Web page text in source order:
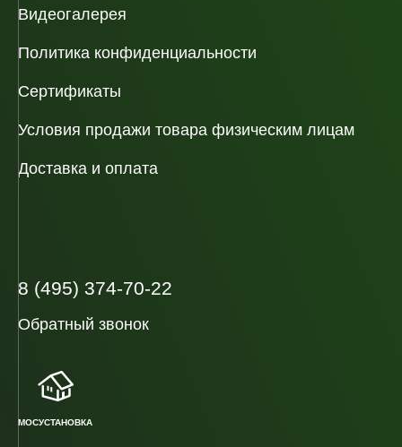
Видеогалерея
Политика конфиденциальности
Сертификаты
Условия продажи товара физическим лицам
Доставка и оплата
8 (495) 374-70-22
Обратный звонок
МОСУСТАНОВКА